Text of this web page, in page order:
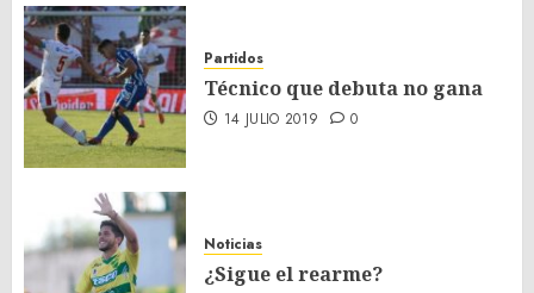
Partidos
Técnico que debuta no gana
14 JULIO 2019 0
Noticias
¿Sigue el rearme?